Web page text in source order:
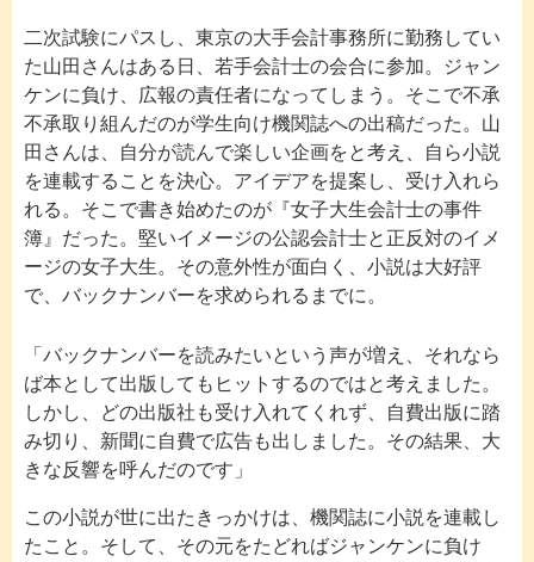
二次試験にパスし、東京の大手会計事務所に勤務してい
た山田さんはある日、若手会計士の会合に参加。ジャン
ケンに負け、広報の責任者になってしまう。そこで不承
不承取り組んだのが学生向け機関誌への出稿だった。山
田さんは、自分が読んで楽しい企画をと考え、自ら小説
を連載することを決心。アイデアを提案し、受け入れら
れる。そこで書き始めたのが『女子大生会計士の事件
簿』だった。堅いイメージの公認会計士と正反対のイメ
ージの女子大生。その意外性が面白く、小説は大好評
で、バックナンバーを求められるまでに。
「バックナンバーを読みたいという声が増え、それなら
ば本として出版してもヒットするのではと考えました。
しかし、どの出版社も受け入れてくれず、自費出版に踏
み切り、新聞に自費で広告も出しました。その結果、大
きな反響を呼んだのです」
この小説が世に出たきっかけは、機関誌に小説を連載し
たこと。そして、その元をたどればジャンケンに負け